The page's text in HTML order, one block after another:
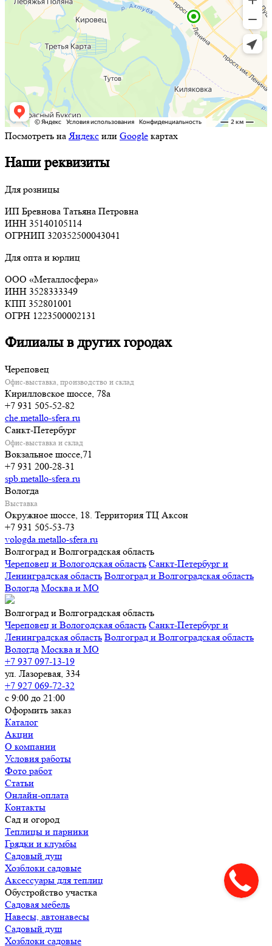
Посмотреть наЯндекс или Google картах
Наши реквизиты
Для розницы
ИП Бревнова Татьяна Петровна
ИНН 35140105114
ОГРНИП 320352500043041
Для опта и юрлиц
ООО «Металлосфера»
ИНН 3528333349
КПП 352801001
ОГРН 1223500002131
Филиалы в других городах
Череповец
Офис-выставка, производство и склад
Кирилловское шоссе, 78а
+7 931 505-52-82
che.metallo-sfera.ru
Санкт-Петербург
Офис-выставка и склад
Вокзальное шоссе,71
+7 931 200-28-31
spb.metallo-sfera.ru
Вологда
Выставка
Окружное шоссе, 18. Территория ТЦ Аксон
+7 931 505-53-73
vologda.metallo-sfera.ru
Волгоград и Волгоградская область
Череповец и Вологодская область Санкт-Петербург и
Ленинградская область Волгоград и Волгоградская область
Вологда Москва и МО
Волгоград и Волгоградская область
Череповец и Вологодская область Санкт-Петербург и
Ленинградская область Волгоград и Волгоградская область
Вологда Москва и МО
+7 937 097-13-19
ул. Лазоревая, 334
+7 927 069-72-32
с 9:00 до 21:00
Оформить заказ
Каталог
Акции
О компании
Условия работы
Фото работ
Статьи
Онлайн-оплата
Контакты
Сад и огород
Теплицы и парники
Грядки и клумбы
Садовый душ
Хозблоки садовые
Аксессуары для теплиц
Обустройство участка
Садовая мебель
Навесы, автонавесы
Садовый душ
Хозблоки садовые